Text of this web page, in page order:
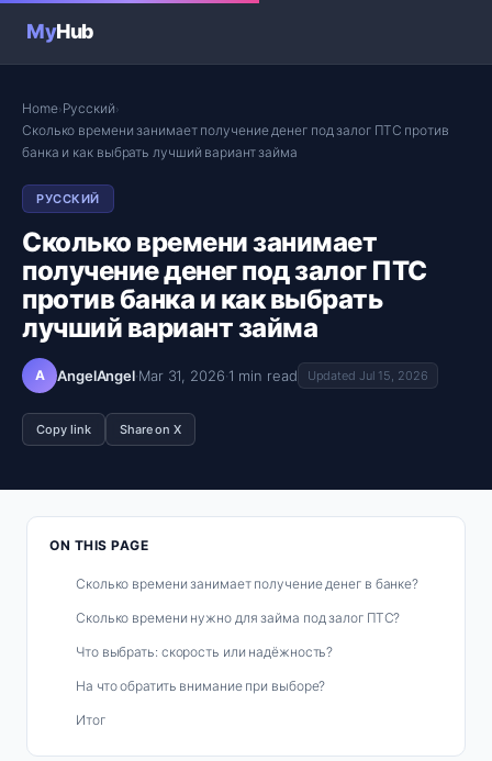
MyHub
Home›Русский›
Сколько времени занимает получение денег под залог ПТС против
банка и как выбрать лучший вариант займа
РУССКИЙ
Сколько времени занимает
получение денег под залог ПТС
против банка и как выбрать
лучший вариант займа
A AngelAngel·Mar 31, 2026·1 min read Updated Jul 15, 2026
Copy link Share on X
ON THIS PAGE
Сколько времени занимает получение денег в банке?
Сколько времени нужно для займа под залог ПТС?
Что выбрать: скорость или надёжность?
На что обратить внимание при выборе?
Итог